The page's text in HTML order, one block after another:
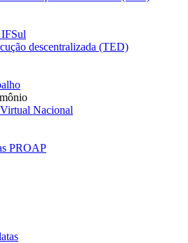
descentralizada (TED)
Nacional
PROAP